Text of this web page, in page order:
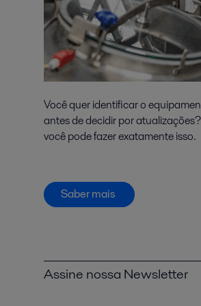
Você quer identificar o
antes de decidir por
você pode fazer exatamente isso.
Saber mais
Assine nossa Newsletter